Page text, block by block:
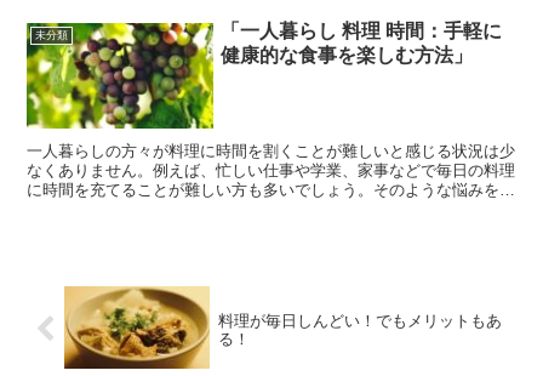
未分類
「一人暮らし 料理 時間：手軽に
健康的な食事を楽しむ方法」
一人暮らしの方々が料理に時間を割くことが難しいと感じる状況は少
なくありません。例えば、忙しい仕事や学業、家事などで毎日の料理
に時間を充てることが難しい方も多いでしょう。そのような悩みを共
料理が毎日しんどい！でもメリットもあ
る！